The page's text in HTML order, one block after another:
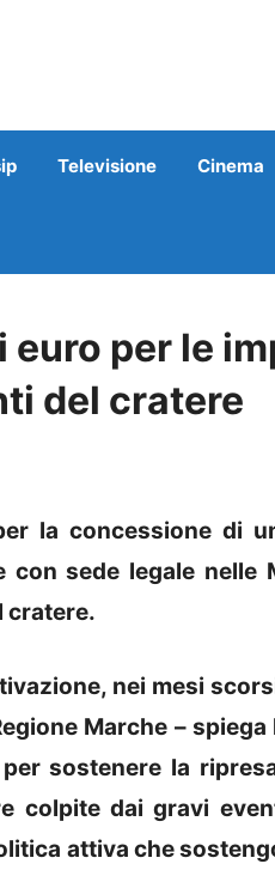
Televisione Cinema
euro per le
del cratere
la concessione di
sede legale nelle
cratere.
nei mesi
Marche – spiega
sostenere la
colpite dai gravi
attiva che